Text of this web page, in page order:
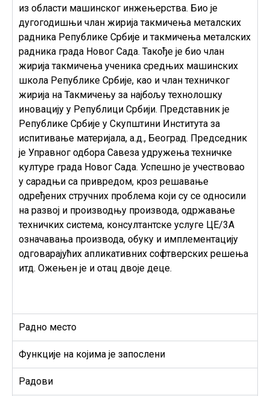
из области машинског инжењерства. Био је
дугогодишњи члан жирија такмичења металских
радника Републике Србије и такмичења металских
радника града Новог Сада. Такође је био члан
жирија такмичења ученика средњих машинских
школа Републике Србије, као и члан техничког
жирија на Такмичењу за најбољу технолошку
иновацију у Републици Србији. Представник је
Републике Србије у Скупштини Института за
испитивање материјала, а.д., Београд. Председник
је Управног одбора Савеза удружења техничке
културе града Новог Сада. Успешно је учествовао
у сарадњи са привредом, кроз решавање
одређених стручних проблема који су се односили
на развој и производњу производа, одржавање
техничких система, консултантске услуге ЦЕ/3А
означавања производа, обуку и имплементацију
одговарајућих апликативних софтверских решења
итд. Ожењен је и отац двоје деце.
Радно место
Функције на којима је запослени
Радови